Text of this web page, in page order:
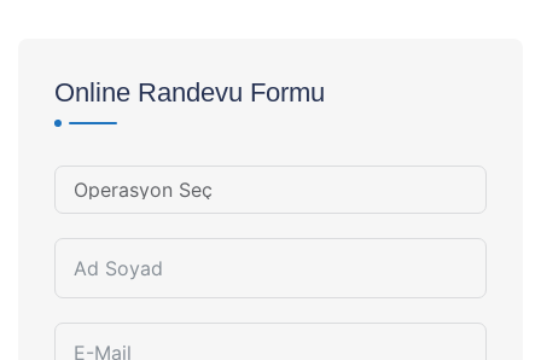
Online Randevu Formu